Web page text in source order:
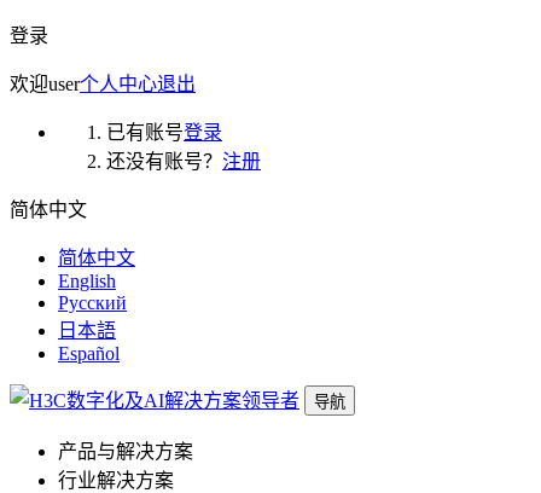
登录
欢迎user个人中心退出
已有账号登录
还没有账号？ 注册
简体中文
简体中文
English
Русский
日本語
Español
导航
产品与解决方案
行业解决方案